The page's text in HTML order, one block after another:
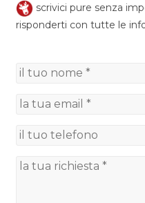
scrivici pure senza
risponderti con tutte le